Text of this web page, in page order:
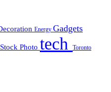
Energy Gadgets
Stock Photo tech Toronto